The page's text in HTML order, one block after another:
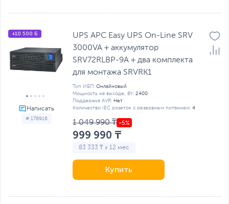
# 178916
+10 500 Б
UPS APC Easy UPS On-Line SRV
3000VA + аккумулятор
SRV72RLBP-9A + два комплекта
для монтажа SRVRK1
Тип ИБП: Онлайновый
Мощность на выходе, Вт: 2400
Поддержка AVR: Нет
Количество IEC розеток с резервным питанием: 4
1 049 990 ₸
999 990 ₸
83 333 ₸ x 12 мес
Купить